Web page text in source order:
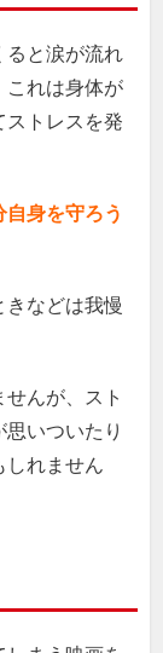
ると涙が流れ
これは身体が
ストレスを発
自身を守ろう
などは我慢
んが、スト
いついたり
しれません